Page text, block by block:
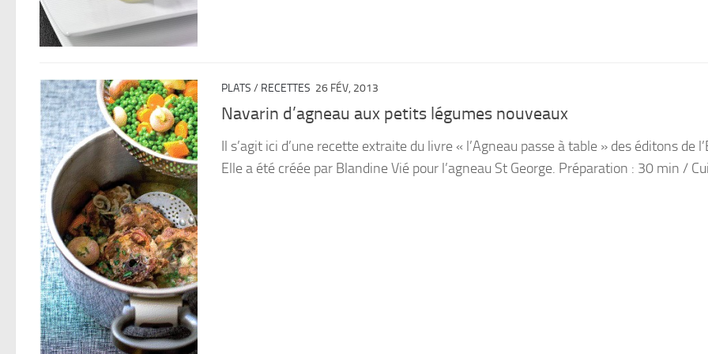
PLATS / RECETTES 26 FÉV, 2013
Navarin d’agneau aux petits légumes nouveaux
Il s’agit ici d’une recette extraite du livre « l’Agneau passe à table » des éditons de
Elle a été créée par Blandine Vié pour l’agneau St George. Préparation : 30 min /